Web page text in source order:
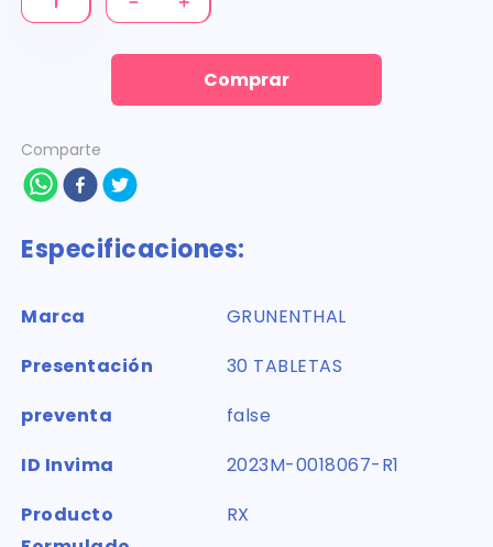
Comprar
Comparte
Especificaciones:
Marca
GRUNENTHAL
Presentación
30 TABLETAS
preventa
false
ID Invima
2023M-0018067-R1
Producto
RX